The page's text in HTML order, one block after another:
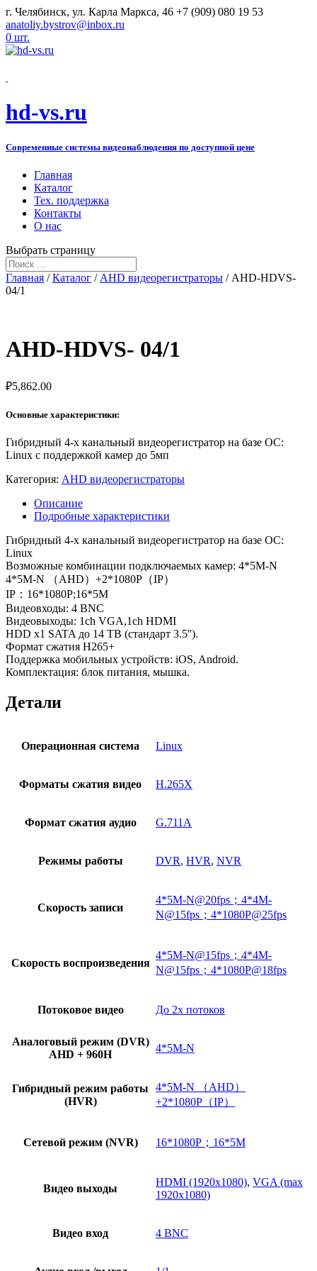
г. Челябинск, ул. Карла Маркса, 46 +7 (909) 080 19 53
anatoliy.bystrov@inbox.ru
0 шт.
hd-vs.ru
Современные системы видеонаблюдения по доступной цене
Главная
Каталог
Тех. поддержка
Контакты
О нас
Выбрать страницу
Главная /Каталог / AHD видеорегистраторы / AHD-HDVS-
04/1
AHD-HDVS- 04/1
₽5,862.00
Основные характеристики:
Гибридный 4-x канальный видеорегистратор на базе ОС:
Linux с поддержкой камер до 5мп
Категория: AHD видеорегистраторы
Описание
Подробные характеристики
Гибридный 4-x канальный видеорегистратор на базе ОС:
Linux
Возможные комбинации подключаемых камер: 4*5M-N
4*5M-N （AHD）+2*1080P（IP）
IP：16*1080P;16*5M
Видеовходы: 4 BNC
Видеовыходы: 1ch VGA,1ch HDMI
HDD x1 SATA до 14 TB (стандарт 3.5'').
Формат сжатия H265+
Поддержка мобильных устройств: iOS, Android.
Комплектация: блок питания, мышка.
Детали
Операционная система Linux
Форматы сжатия видео H.265X
Формат сжатия аудио G.711A
Режимы работы DVR, HVR, NVR
Скорость записи
4*5M-N@20fps；4*4M-
N@15fps；4*1080P@25fps
Скорость воспроизведения
4*5M-N@15fps；4*4M-
N@15fps；4*1080P@18fps
Потоковое видео До 2х потоков
Аналоговый режим (DVR)
AHD + 960H
4*5M-N
Гибридный режим работы
(HVR)
4*5M-N （AHD）
+2*1080P（IP）
Сетевой режим (NVR) 16*1080P；16*5M
Видео выходы
HDMI (1920х1080), VGA (max
1920х1080)
Видео вход 4 BNC